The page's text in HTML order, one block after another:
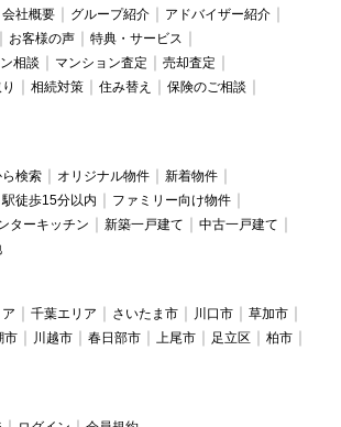
会社概要 グループ紹介
アドバイザー紹介
お客様の声
特典・サービス
相談
マンション査定
売却査定
相続対策 住み替え
保険のご相談
検索 オリジナル物件
新着物件
駅徒歩15分以内
ファミリー向け物件
ターキッチン 新築一戸建て
中古一戸建て
千葉エリア さいたま市 川口市
草加市
市 川越市 春日部市 上尾市 足立区
柏市